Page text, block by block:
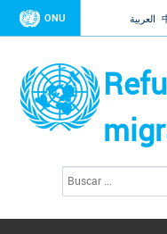
ONU العربية
s